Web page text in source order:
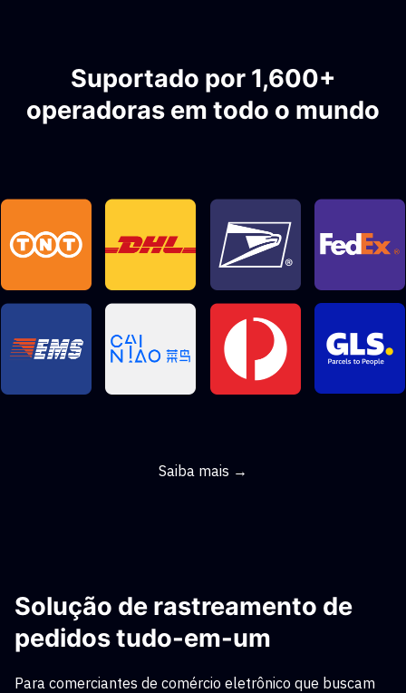
Suportado por 1,600+
operadoras em todo o mundo
Saiba mais →
Solução de rastreamento de
pedidos tudo-em-um
Para comerciantes de comércio eletrônico que buscam